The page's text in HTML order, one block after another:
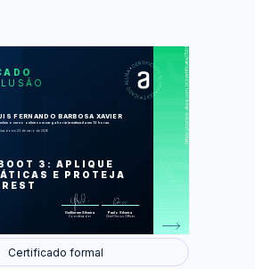
FERNANDO BARBOSA XAVIER
o curso online com carga horária estimada em 12 horas.
em 23 de maio de 2026
3: APLIQUE
E PROTEJA
Guilherme Silveira
Coordenador
Paulo Silveira
Chief Vision Officer
https://cursos.alura.com.br/certificate/7bb9614a-af11-4961-b7bd-66f343eccccc
LAS
Boas práticas na API
Lidando com erros
JSON Web Token
Controle de acesso
Certificado formal